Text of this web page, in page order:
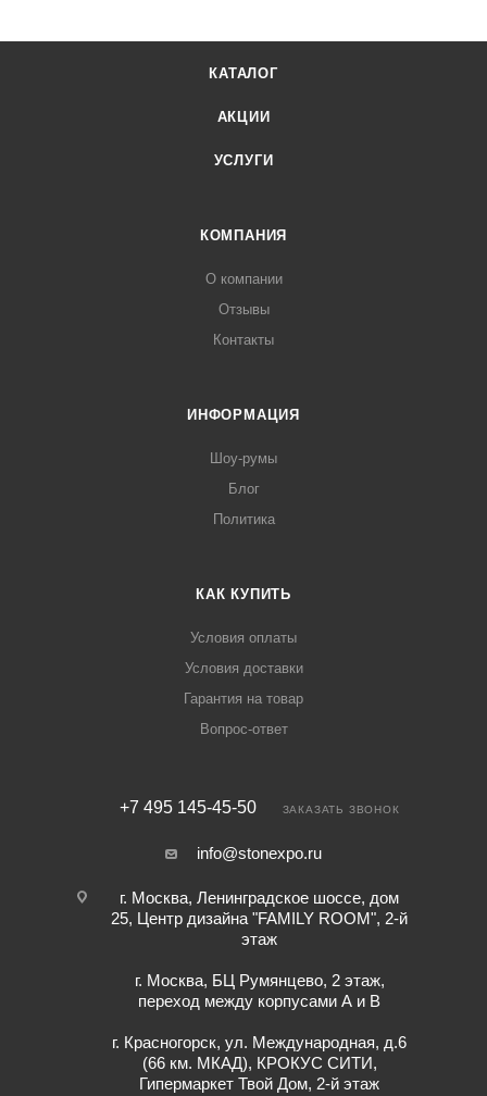
КАТАЛОГ
АКЦИИ
УСЛУГИ
КОМПАНИЯ
О компании
Отзывы
Контакты
ИНФОРМАЦИЯ
Шоу-румы
Блог
Политика
КАК КУПИТЬ
Условия оплаты
Условия доставки
Гарантия на товар
Вопрос-ответ
+7 495 145-45-50 ЗАКАЗАТЬ ЗВОНОК
info@stonexpo.ru
г. Москва, Ленинградское шоссе, дом
25, Центр дизайна "FAMILY ROOM", 2-й
этаж
г. Москва, БЦ Румянцево, 2 этаж,
переход между корпусами А и В
г. Красногорск, ул. Международная, д.6
(66 км. МКАД), КРОКУС СИТИ,
Гипермаркет Твой Дом, 2-й этаж